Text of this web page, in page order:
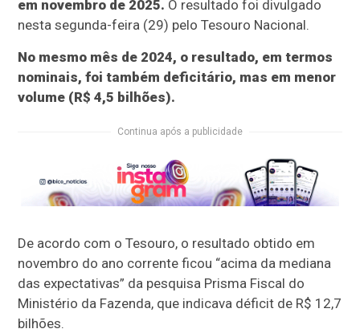
em novembro de 2025. O resultado foi divulgado
nesta segunda-feira (29) pelo Tesouro Nacional.
No mesmo mês de 2024, o resultado, em termos
nominais, foi também deficitário, mas em menor
volume (R$ 4,5 bilhões).
Continua após a publicidade
De acordo com o Tesouro, o resultado obtido em
novembro do ano corrente ficou “acima da mediana
das expectativas” da pesquisa Prisma Fiscal do
Ministério da Fazenda, que indicava déficit de R$ 12,7
bilhões.